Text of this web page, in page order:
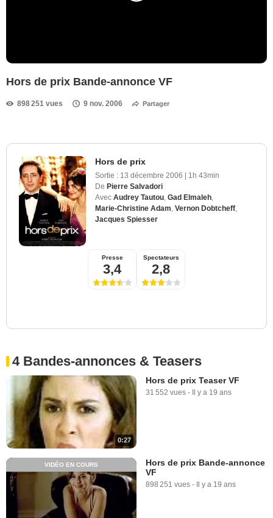
Hors de prix Bande-annonce VF
898 251 vues 9 nov. 2006 Partager
Hors de prix
Sortie : 13 décembre 2006 | 1h 43min
De Pierre Salvadori
Avec Audrey Tautou Gad Elmaleh
Marie-Christine Adam Vernon Dobtcheff
Jacques Spiesser
Presse
3,4
Spectateurs
2,8
4 Bandes-annonces & Teasers
0:27
Hors de prix Teaser VF
31 552 vues - Il y a 19 ans
VIDÉO EN COURS
Hors de prix Bande-annonce
VF
898 251 vues - Il y a 19 ans